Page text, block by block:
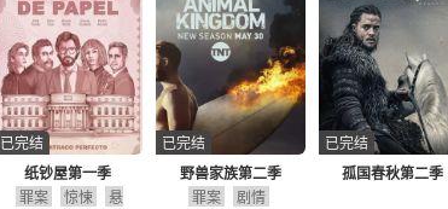
纸钞屋第一季
已完结
罪案 惊悚
悬
野兽家族第二季
已完结
罪案 剧情
孤国春秋第二季
已完结